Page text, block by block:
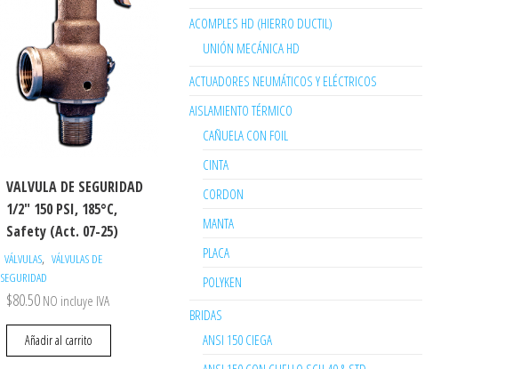
VALVULA DE SEGURIDAD
1/2″ 150 PSI, 185°C,
Safety (Act. 07-25)
VÁLVULAS, VÁLVULAS DE
SEGURIDAD
$80.50 NO incluye IVA
Añadir al carrito
ACOMPLES HD (HIERRO DUCTIL)
UNIÓN MECÁNICA HD
ACTUADORES NEUMÁTICOS Y ELÉCTRICOS
AISLAMIENTO TÉRMICO
CAÑUELA CON FOIL
CINTA
CORDON
MANTA
PLACA
POLYKEN
BRIDAS
ANSI 150 CIEGA